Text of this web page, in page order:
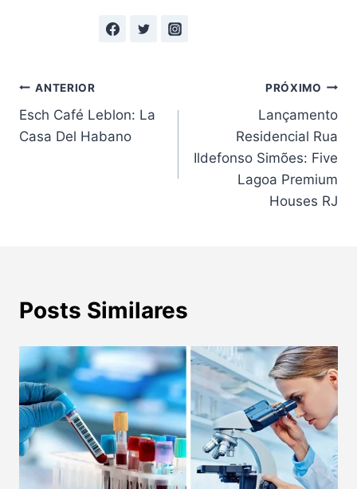
Navegação
de
ANTERIOR
Esch Café Leblon: La
Casa Del Habano
PRÓXIMO
Lançamento
Residencial Rua
Ildefonso Simões: Five
Lagoa Premium
Houses RJ
Posts Similares